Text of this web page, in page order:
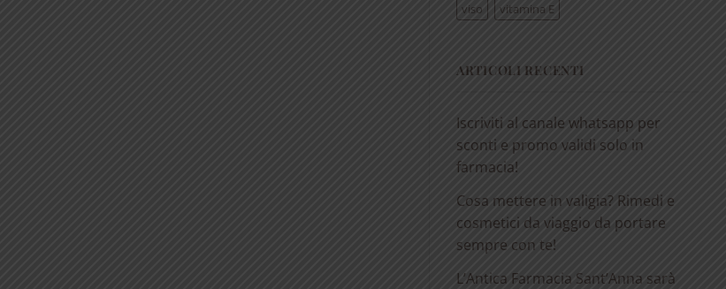
viso
vitamina E
ARTICOLI RECENTI
Iscriviti al canale whatsapp per
sconti e promo validi solo in
farmacia!
Cosa mettere in valigia? Rimedi e
cosmetici da viaggio da portare
sempre con te!
L’Antica Farmacia Sant’Anna sarà